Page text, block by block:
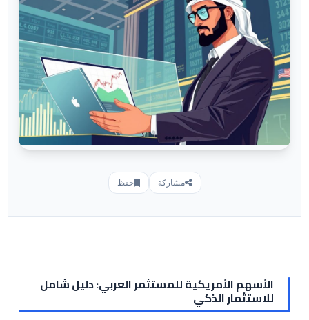
مشاركة حفظ
الأسهم الأمريكية للمستثمر العربي: دليل شامل
للاستثمار الذكي